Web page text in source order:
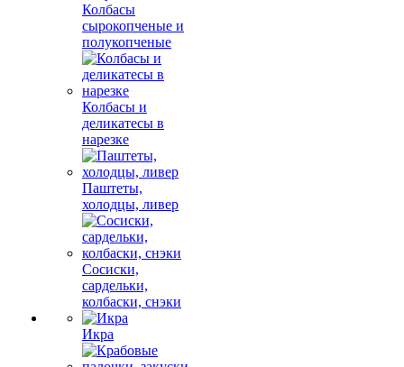
Колбасы
сырокопченые и
полукопченые
Колбасы и
деликатесы в
нарезке
Паштеты,
холодцы, ливер
Сосиски,
сардельки,
колбаски, снэки
Икра